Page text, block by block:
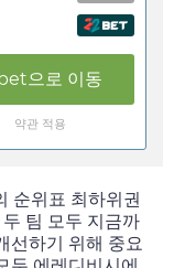
으로 이동
약관 적용
순위표 최하위권
팀 모두 지금까
선하기 위해 중요